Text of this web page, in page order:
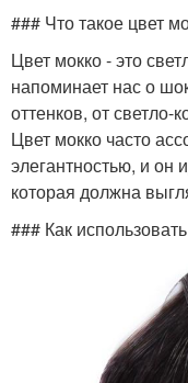
### Что такое цвет
Цвет мокко - это
напоминает нас о
оттенков, от светло-
Цвет мокко часто
элегантностью, и он
которая должна
### Как